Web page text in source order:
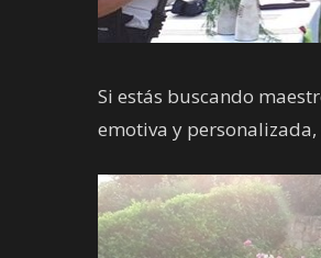
Si estás buscando
emotiva y